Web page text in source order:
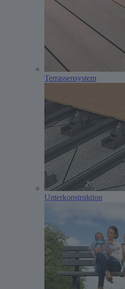
Terrassensystem
Unterkonstruktion